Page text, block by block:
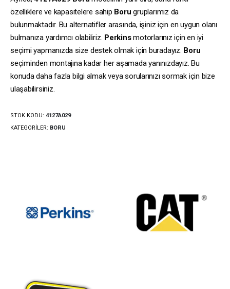
özelliklere ve kapasitelere sahip Boru gruplarımız da
bulunmaktadır. Bu alternatifler arasında, işiniz için en uygun olanı
bulmanıza yardımcı olabiliriz. Perkinsmotorlarınız için en iyi
seçimi yapmanızda size destek olmak için buradayız. Boru
seçiminden montajına kadar her aşamada yanınızdayız. Bu
konuda daha fazla bilgi almak veya sorularınızı sormak için bize
ulaşabilirsiniz.
STOK KODU: 4127A029
KATEGORILER: BORU